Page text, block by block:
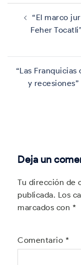
Navegación
entradas
“El marco
Feher
“Las
y
Deja un
Tu dirección de
publicada. Los
marcados con *
Comentario *